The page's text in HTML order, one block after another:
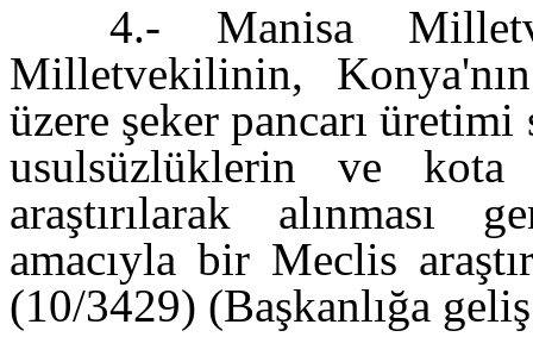
4.- Manisa
Milletvekilinin,
üzere şeker pancarı
usulsüzlüklerin ve kota
araştırılarak alınması
amacıyla bir Meclis
(10/3429) (Başkanlığa